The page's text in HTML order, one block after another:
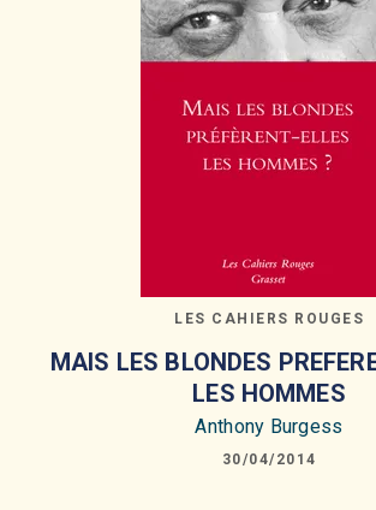
LES CAHIERS ROUGES
MAIS LES BLONDES
LES HOMMES
Anthony Burgess
30/04/2014